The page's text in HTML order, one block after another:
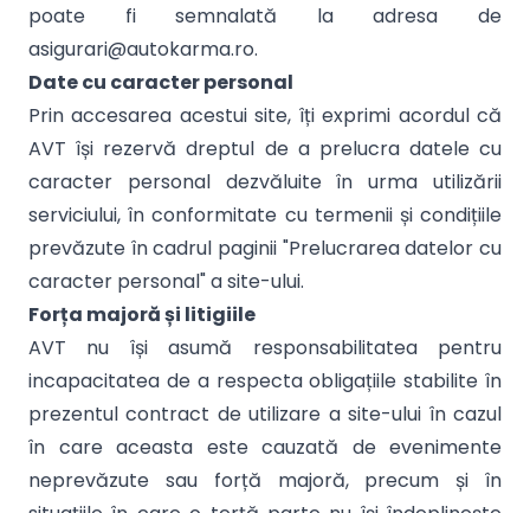
poate fi semnalată la adresa de
asigurari@autokarma.ro.
Date cu caracter personal
Prin accesarea acestui site, îți exprimi acordul că
AVT își rezervă dreptul de a prelucra datele cu
caracter personal dezvăluite în urma utilizării
serviciului, în conformitate cu termenii și condițiile
prevăzute în cadrul paginii "Prelucrarea datelor cu
caracter personal" a site-ului.
Forța majoră și litigiile
AVT nu își asumă responsabilitatea pentru
incapacitatea de a respecta obligațiile stabilite în
prezentul contract de utilizare a site-ului în cazul
în care aceasta este cauzată de evenimente
neprevăzute sau forță majoră, precum și în